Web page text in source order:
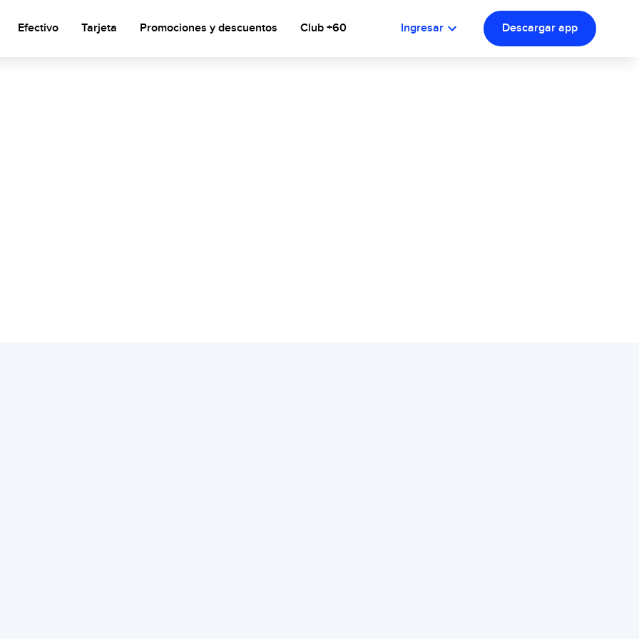
Efectivo Tarjeta Promociones y descuentos Club +60 Ingresar Descargar app